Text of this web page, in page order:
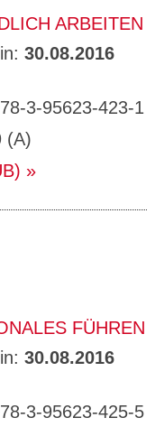
ARBEITEN
30.08.2016
3-95623-423-1
(A)
FÜHREN
30.08.2016
3-95623-425-5